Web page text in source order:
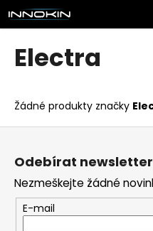
Přejít
na
obsah
Electra
Žádné produkty značky
K
o
o
p
o
t
ř
e
b
Z
Odebírat newsletter
Nezmeškejte žádné
E-mail